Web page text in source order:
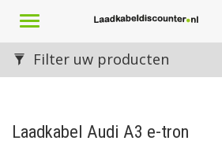
Toggle
Laadkabel Audi A3 e-tron
Filter uw producten